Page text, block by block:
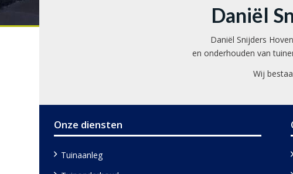
Daniël
Daniël Snijders
en onderhouden van
Wij
Onze diensten
Tuinaanleg